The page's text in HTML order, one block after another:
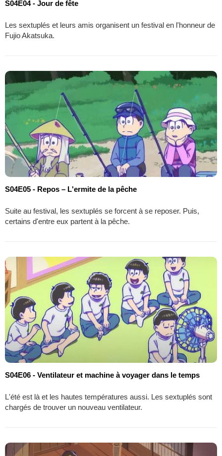
S04E04 - Jour de fête
Les sextuplés et leurs amis organisent un festival en l'honneur de
Fujio Akatsuka.
S04E05 - Repos – L'ermite de la pêche
Suite au festival, les sextuplés se forcent à se reposer. Puis,
certains d'entre eux partent à la pêche.
S04E06 - Ventilateur et machine à voyager dans le temps
L'été est là et les hautes températures aussi. Les sextuplés sont
chargés de trouver un nouveau ventilateur.